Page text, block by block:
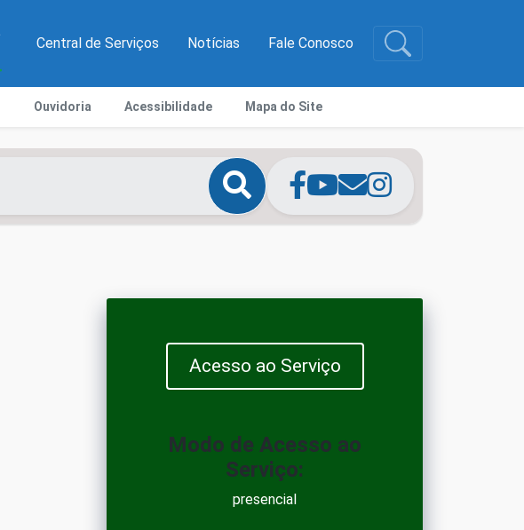
Central de Serviços Notícias Fale Conosco
Ouvidoria Acessibilidade Mapa do Site
Acesso ao Serviço
Modo de Acesso ao
Serviço:
presencial